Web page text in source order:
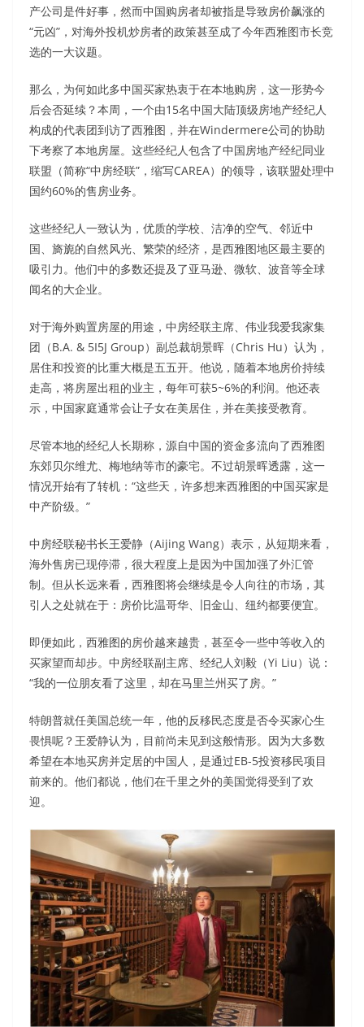
产公司是件好事，然而中国购房者却被指是导致房价飙涨的
“元凶”，对海外投机炒房者的政策甚至成了今年西雅图市长竞
选的一大议题。
那么，为何如此多中国买家热衷于在本地购房，这一形势今
后会否延续？本周，一个由15名中国大陆顶级房地产经纪人
构成的代表团到访了西雅图，并在Windermere公司的协助
下考察了本地房屋。这些经纪人包含了中国房地产经纪同业
联盟（简称“中房经联”，缩写CAREA）的领导，该联盟处理中
国约60%的售房业务。
这些经纪人一致认为，优质的学校、洁净的空气、邻近中
国、旖旎的自然风光、繁荣的经济，是西雅图地区最主要的
吸引力。他们中的多数还提及了亚马逊、微软、波音等全球
闻名的大企业。
对于海外购置房屋的用途，中房经联主席、伟业我爱我家集
团（B.A. & 5I5J Group）副总裁胡景晖（Chris Hu）认为，
居住和投资的比重大概是五五开。他说，随着本地房价持续
走高，将房屋出租的业主，每年可获5~6%的利润。他还表
示，中国家庭通常会让子女在美居住，并在美接受教育。
尽管本地的经纪人长期称，源自中国的资金多流向了西雅图
东郊贝尔维尤、梅地纳等市的豪宅。不过胡景晖透露，这一
情况开始有了转机：“这些天，许多想来西雅图的中国买家是
中产阶级。”
中房经联秘书长王爱静（Aijing Wang）表示，从短期来看，
海外售房已现停滞，很大程度上是因为中国加强了外汇管
制。但从长远来看，西雅图将会继续是令人向往的市场，其
引人之处就在于：房价比温哥华、旧金山、纽约都要便宜。
即便如此，西雅图的房价越来越贵，甚至令一些中等收入的
买家望而却步。中房经联副主席、经纪人刘毅（Yi Liu）说：
“我的一位朋友看了这里，却在马里兰州买了房。”
特朗普就任美国总统一年，他的反移民态度是否令买家心生
畏惧呢？王爱静认为，目前尚未见到这般情形。因为大多数
希望在本地买房并定居的中国人，是通过EB-5投资移民项目
前来的。他们都说，他们在千里之外的美国觉得受到了欢
迎。